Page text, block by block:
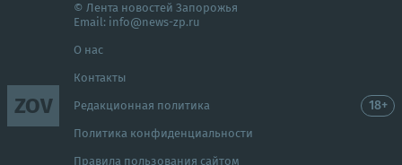
ZOV
© Лента новостей Запорожья
Email: info@news-zp.ru
О нас
Контакты
Редакционная политика
Политика конфиденциальности
Правила пользования сайтом
18+